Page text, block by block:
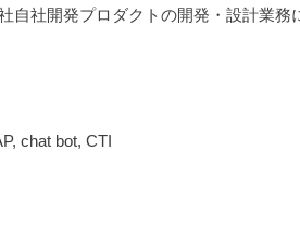
自社開発プロダクトの開発・設計業務
chat bot, CTI